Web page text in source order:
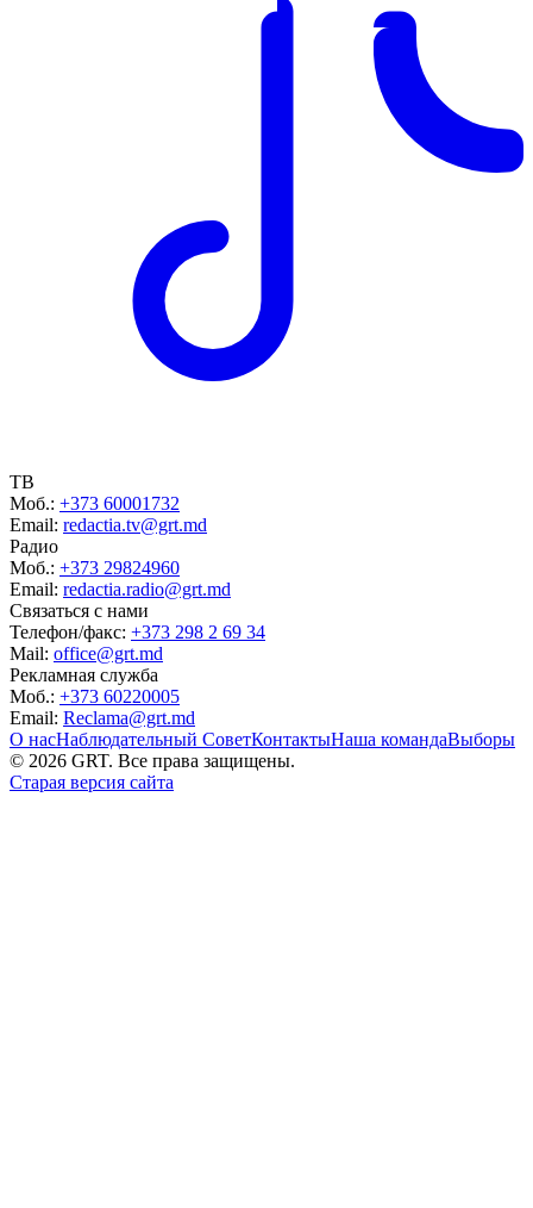
ТВ
Моб.: +373 60001732
Email: redactia.tv@grt.md
Радио
Моб.: +373 29824960
Email: redactia.radio@grt.md
Связаться с нами
Телефон/факс: +373 298 2 69 34
Mail: office@grt.md
Рекламная служба
Моб.: +373 60220005
Email: Reclama@grt.md
О насНаблюдательный СоветКонтактыНаша командаВыборы
© 2026 GRT. Все права защищены.
Старая версия сайта